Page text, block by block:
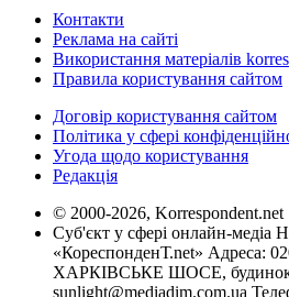
Контакти
Реклама на сайті
Використання матеріалів
Правила користування сайтом
Договір користування сайтом
Політика у сфері
Угода щодо користування
Редакція
© 2000-2026, Korrespondent.net
Суб'єкт у сфері онлайн-медіа
«КореспонденТ.net» Адреса:
ХАРКІВСЬКЕ ШОСЕ, будинок
sunlight@mediadim.com.ua